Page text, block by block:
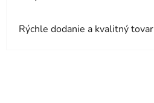
Rýchle dodanie a kvalitný tovar